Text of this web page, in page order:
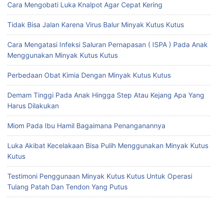
Cara Mengobati Luka Knalpot Agar Cepat Kering
Tidak Bisa Jalan Karena Virus Balur Minyak Kutus Kutus
Cara Mengatasi Infeksi Saluran Pernapasan ( ISPA ) Pada Anak
Menggunakan Minyak Kutus Kutus
Perbedaan Obat Kimia Dengan Minyak Kutus Kutus
Demam Tinggi Pada Anak Hingga Step Atau Kejang Apa Yang
Harus Dilakukan
Miom Pada Ibu Hamil Bagaimana Penanganannya
Luka Akibat Kecelakaan Bisa Pulih Menggunakan Minyak Kutus
Kutus
Testimoni Penggunaan Minyak Kutus Kutus Untuk Operasi
Tulang Patah Dan Tendon Yang Putus